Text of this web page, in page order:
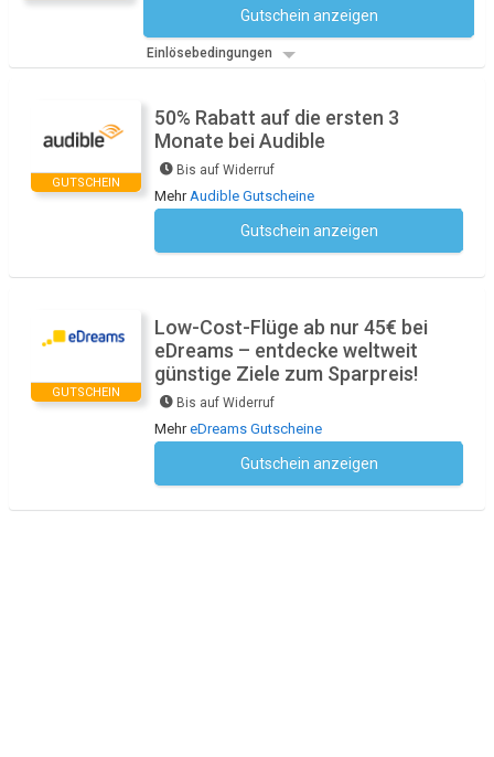
Gutschein anzeigen
Einlösebedingungen
GUTSCHEIN
50% Rabatt auf die ersten 3
Monate bei Audible
Bis auf Widerruf
MehrAudible Gutscheine
Gutschein anzeigen
GUTSCHEIN
Low-Cost-Flüge ab nur 45€ bei
eDreams – entdecke weltweit
günstige Ziele zum Sparpreis!
Bis auf Widerruf
MehreDreams Gutscheine
Gutschein anzeigen